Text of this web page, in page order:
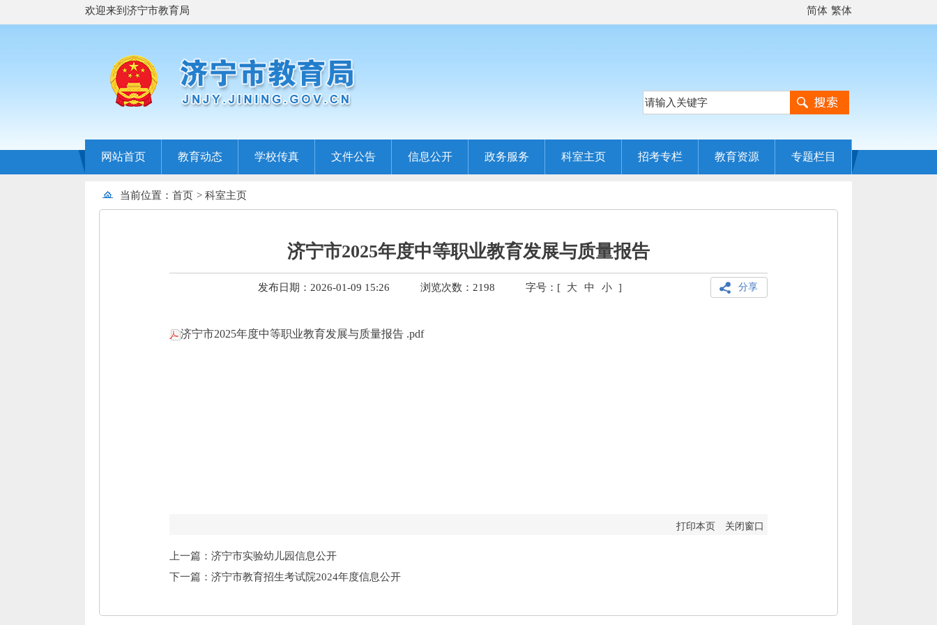
欢迎来到济宁市教育局 繁体
简体
网站首页 教育动态 学校传真 文件公告 信息公开 政务服务 科室主页 招考专栏 教育资源 专题栏目
当前位置： 首页 > 科室主页
济宁市2025年度中等职业教育发展与质量报告
发布日期：2026-01-09 15:26 浏览次数： 2198 字号：[ 大 中 小 ] 分享
济宁市2025年度中等职业教育发展与质量报告 .pdf
打印本页 关闭窗口
上一篇：济宁市实验幼儿园信息公开
下一篇：济宁市教育招生考试院2024年度信息公开